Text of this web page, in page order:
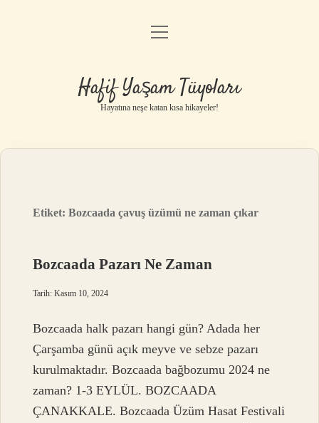
Anasayfa
Yasal Uyarı
menüyü
Hafif Yaşam Tüyoları
Hayatına neşe katan kısa hikayeler!
Etiket:Bozcaada çavuş üzümü ne zaman çıkar
Bozcaada Pazarı Ne Zaman
Tarih: Kasım 10, 2024
Bozcaada halk pazarı hangi gün? Adada her
Çarşamba günü açık meyve ve sebze pazarı
kurulmaktadır. Bozcaada bağbozumu 2024 ne
zaman? 1-3 EYLÜL. BOZCAADA
ÇANAKKALE. Bozcaada Üzüm Hasat Festivali